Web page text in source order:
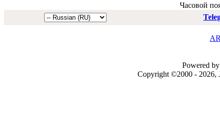
Часовой
Powered
Copyright ©2000 - 2026,